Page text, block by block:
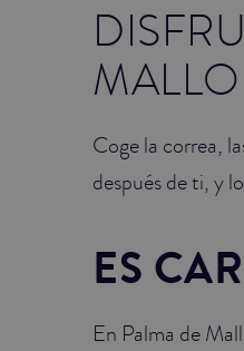
Coge la correa,
después de ti, y
ES
En Palma de